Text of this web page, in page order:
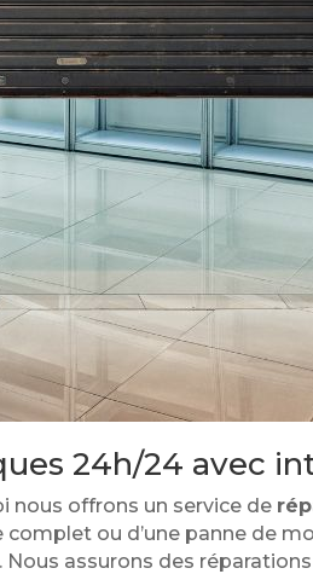
24h/24 avec
nous offrons un service de
complet ou d’une panne de
assurons des